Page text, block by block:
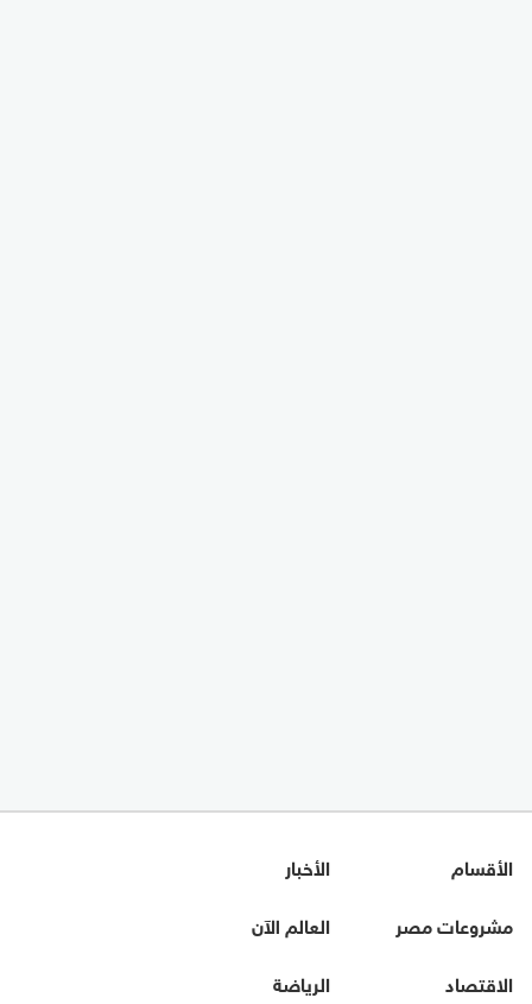
الأقسام
الأخبار
مشروعات مصر
العالم الآن
الاقتصاد
الرياضة